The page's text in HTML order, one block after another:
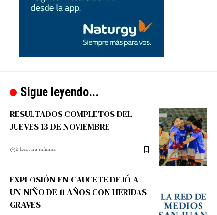
Sigue leyendo...
RESULTADOS COMPLETOS DEL
JUEVES 13 DE NOVIEMBRE
2 Lectura mínima
EXPLOSIÓN EN CAUCETE DEJÓ A
UN NIÑO DE 11 AÑOS CON HERIDAS
GRAVES